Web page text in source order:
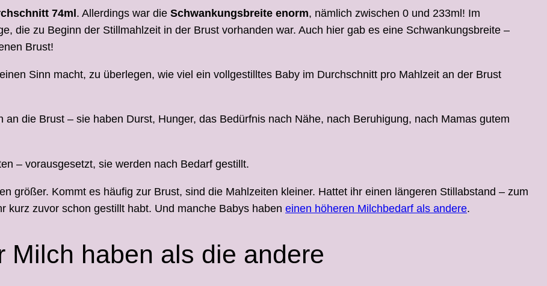
74ml . Allerdings war die Schwankungsbreite enorm, nämlich zwischen 0 und 233ml! Im
die zu Beginn der Stillmahlzeit in der Brust vorhanden war. Auch hier gab es eine Schwankungsbreite –
Brust!
Sinn macht, zu überlegen, wie viel ein vollgestilltes Baby im Durchschnitt pro Mahlzeit an der Brust
die Brust – sie haben Durst, Hunger, das Bedürfnis nach Nähe, nach Beruhigung, nach Mamas gutem
– vorausgesetzt, sie werden nach Bedarf gestillt.
größer. Kommt es häufig zur Brust, sind die Mahlzeiten kleiner. Hattet ihr einen längeren Stillabstand – zum
kurz zuvor schon gestillt habt. Und manche Babys haben einen höheren Milchbedarf als andere.
Milch haben als die andere